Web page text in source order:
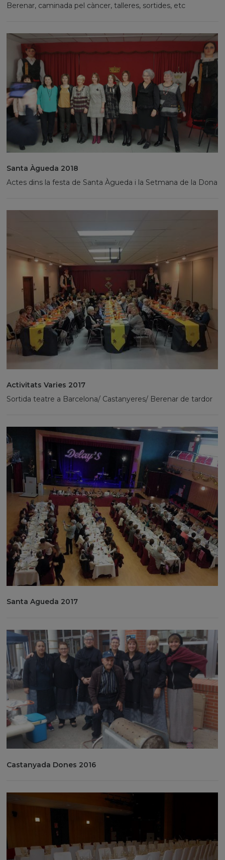
Berenar, caminada pel càncer, talleres, sortides, etc
Santa Àgueda 2018
Actes dins la festa de Santa Àgueda i la Setmana de la Dona
Activitats Varies 2017
Sortida teatre a Barcelona/ Castanyeres/ Berenar de tardor
Santa Agueda 2017
Castanyada Dones 2016